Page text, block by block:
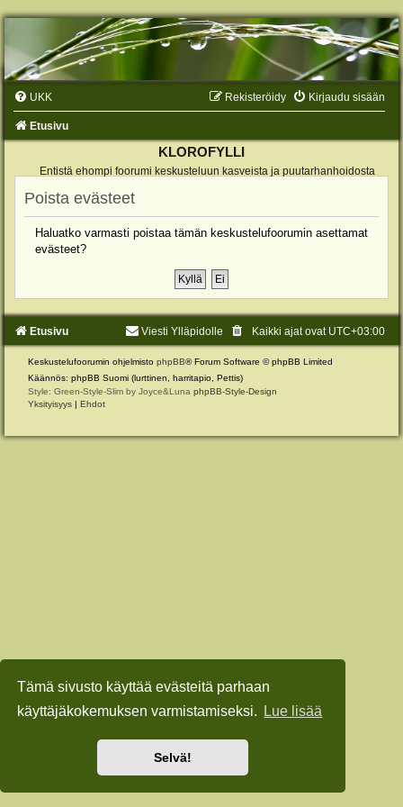
Tämä sivusto käyttää evästeitä parhaan
käyttäjäkokemuksen varmistamiseksi.
Lue lisää
Selvä!
UKK Kirjaudu sisään
Rekisteröidy
Etusivu
KLOROFYLLI
Entistä ehompi foorumi keskusteluun kasveista ja puutarhanhoidosta
Poista evästeet
Haluatko varmasti poistaa tämän keskustelufoorumin asettamat
evästeet?
Etusivu Kaikki ajat ovat UTC+03:00
Viesti Ylläpidolle
Keskustelufoorumin ohjelmisto phpBB® Forum Software © phpBB Limited
Käännös: phpBB Suomi (lurttinen, harritapio, Pettis)
Style: Green-Style-Slim by Joyce&Luna phpBB-Style-Design
Yksityisyys | Ehdot